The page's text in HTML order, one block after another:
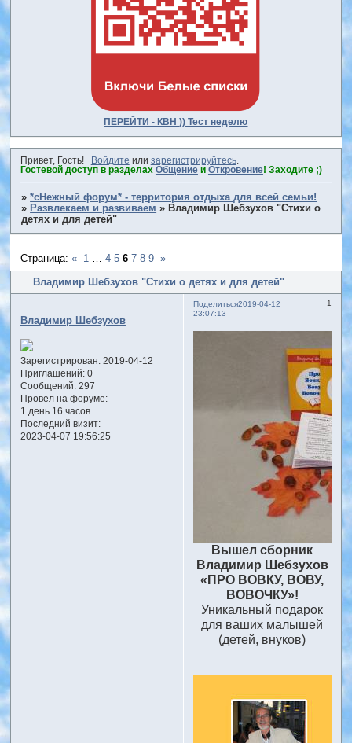
ПЕРЕЙТИ - КВН )) Тест неделю
Привет, Гость! Войдите или зарегистрируйтесь.
Гостевой доступ в разделах Общениеи Откровение! Заходите ;)
»*сНежный форум* - территория отдыха для всей семьи!
» Развлекаем и развиваем » Владимир Шебзухов "Стихи о
детях и для детей"
Владимир Шебзухов "Стихи о детях и для детей"
Страница:« 1 … 4 5 6 7 8 9 »
Поделиться 1
2019-04-12
23:07:13
Владимир Шебзухов
Зарегистрирован: 2019-04-12
Приглашений:0
Сообщений:297
Провел на форуме:
1 день 16 часов
Последний визит:
2023-04-07 19:56:25
Вышел сборник
Владимир Шебзухов
«ПРО ВОВКУ, ВОВУ,
ВОВОЧКУ»!
Уникальный подарок
для ваших малышей
(детей, внуков)